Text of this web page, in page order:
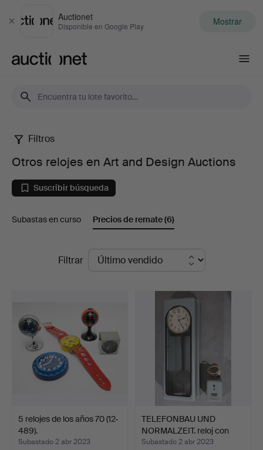
Cerrar
Auctionet
Disponible en Google Play Mostrar
Otros
relojes
en
Art
Auctions
Filtros
Otros relojes en Art and Design Auctions
Suscribir búsqueda
Subastas en curso Precios de remate(6)
Filtrar
5 relojes de los años 70 (12-
489).
Subastado 2 abr 2023
TELEFONBAU UND
NORMALZEIT. reloj con
fuent…
Subastado 2 abr 2023